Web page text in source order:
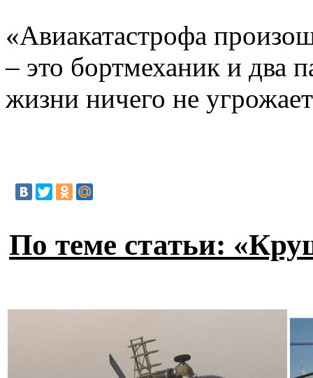
«Авиакатастрофа
– это бортмеханик и два
жизни ничего не
По теме статьи: